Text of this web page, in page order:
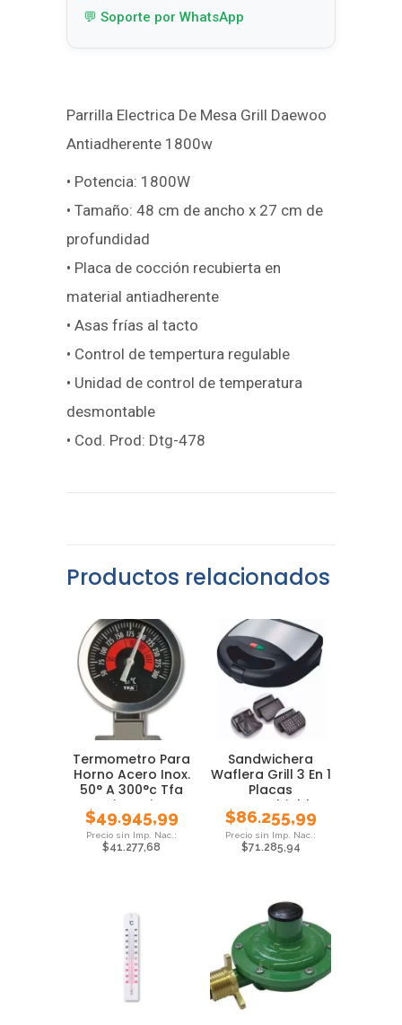
💬 Soporte por WhatsApp
Parrilla Electrica De Mesa Grill Daewoo
Antiadherente 1800w
• Potencia: 1800W
• Tamaño: 48 cm de ancho x 27 cm de
profundidad
• Placa de cocción recubierta en
material antiadherente
• Asas frías al tacto
• Control de tempertura regulable
• Unidad de control de temperatura
desmontable
• Cod. Prod: Dtg-478
Productos relacionados
Termometro Para
Horno Acero Inox.
50° A 300°c Tfa
Giratorio
$49.945,99
$41.277,68
Sandwichera
Waflera Grill 3 En 1
Placas
Intercambiables
750w
$86.255,99
$71.285,94